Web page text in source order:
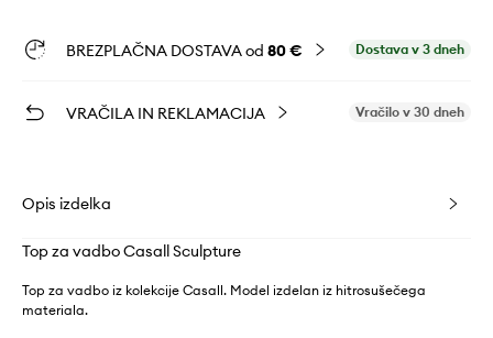
BREZPLAČNA DOSTAVA od 80 € Dostava v 3 dneh
VRAČILA IN REKLAMACIJA Vračilo v 30 dneh
Opis izdelka
Top za vadbo Casall Sculpture
Top za vadbo iz kolekcije Casall. Model izdelan iz hitrosušečega
materiala.